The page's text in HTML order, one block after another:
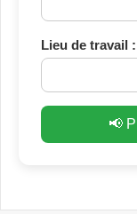
Lieu de travail :
📢